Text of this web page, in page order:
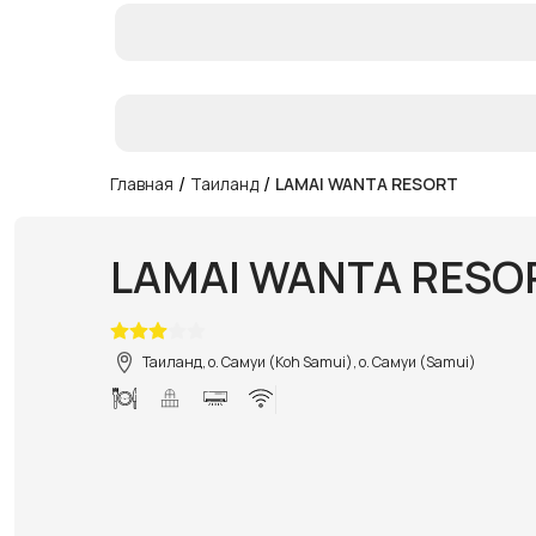
Главная / Таиланд / LAMAI WANTA RESORT
LAMAI WANTA
Таиланд, о. Самуи (Koh Samui), о. Самуи (Samui)